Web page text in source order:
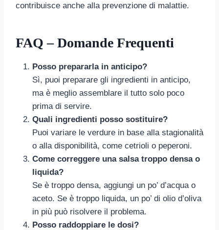
contribuisce anche alla prevenzione di malattie.
FAQ – Domande Frequenti
Posso prepararla in anticipo?
Sì, puoi preparare gli ingredienti in anticipo,
ma è meglio assemblare il tutto solo poco
prima di servire.
Quali ingredienti posso sostituire?
Puoi variare le verdure in base alla stagionalità
o alla disponibilità, come cetrioli o peperoni.
Come correggere una salsa troppo densa o
liquida?
Se è troppo densa, aggiungi un po’ d’acqua o
aceto. Se è troppo liquida, un po’ di olio d’oliva
in più può risolvere il problema.
Posso raddoppiare le dosi?